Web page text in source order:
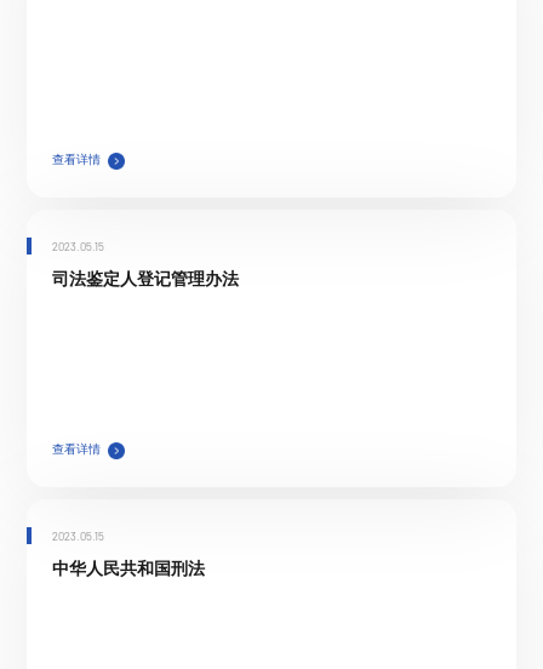
查看详情
2023.05.15
司法鉴定人登记管理办法
查看详情
2023.05.15
中华人民共和国刑法